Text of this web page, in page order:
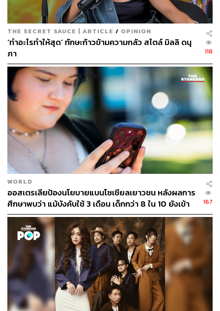
TAGS: เพลง สุขุมวิท อีโก้ Youtube
The Secret Sauce
ศิลปิน
ความสัมพันธ์ Rap is Now
ไบโพลาร์
YOUNGOHM
202
ABOUT THE AUTHOR
THE SECRET SAUCE TEAM
คู่มือผู้นำ-นักธุรกิจศตวรรษที่ 21
THE SECRET SAUCE | ARTICLE / OPINION
‘ทำอะไรทำให้สุด’ ทักษะก้าวข้ามความกลัว สไตล์ มิลลิ ดนุ
ภา
118
WORLD
ออสเตรเลียป้องนโยบายแบนโซเชียลเยาวชน หลังผลการ
ศึกษาพบว่า แม้บังคับใช้ 3 เดือน เด็กกว่า 8 ใน 10 ยังเข้า
ถึง
167